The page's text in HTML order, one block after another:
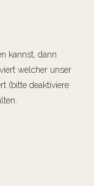
kannst, dann
welcher unser
(bitte deaktiviere